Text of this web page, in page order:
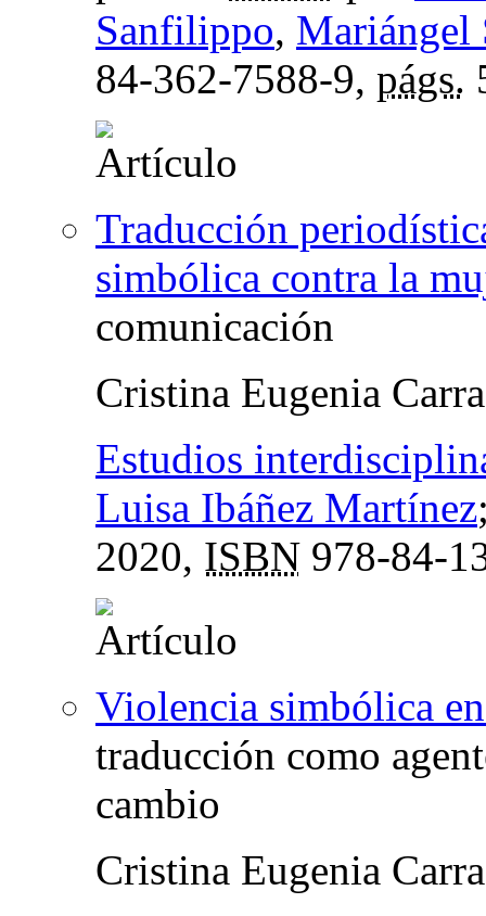
Sanfilippo, Mariángel
84-362-7588-9, págs.
Traducción
simbólica contra la
comunicación
Cristina Eugenia
Estudios
Luisa Ibáñez Martínez
2020, ISBN 978-84-
Violencia simbólica
traducción como
cambio
Cristina Eugenia